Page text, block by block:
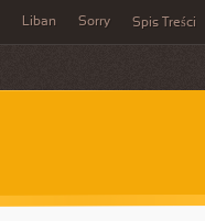
Liban Sorry Spis Treści